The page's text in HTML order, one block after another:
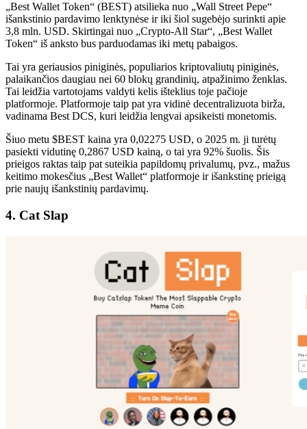
„Best Wallet Token“ (BEST) atsilieka nuo „Wall Street Pepe“
išankstinio pardavimo lenktynėse ir iki šiol sugebėjo surinkti apie
3,8 mln. USD. Skirtingai nuo „Crypto-All Star“, „Best Wallet
Token“ iš anksto bus parduodamas iki metų pabaigos.
Tai yra geriausios piniginės, populiarios kriptovaliutų piniginės,
palaikančios daugiau nei 60 blokų grandinių, atpažinimo ženklas.
Tai leidžia vartotojams valdyti kelis išteklius toje pačioje
platformoje. Platformoje taip pat yra vidinė decentralizuota birža,
vadinama Best DCS, kuri leidžia lengvai apsikeisti monetomis.
Šiuo metu $BEST kaina yra 0,02275 USD, o 2025 m. ji turėtų
pasiekti vidutinę 0,2867 USD kainą, o tai yra 92% šuolis. Šis
prieigos raktas taip pat suteikia papildomų privalumų, pvz., mažus
keitimo mokesčius „Best Wallet“ platformoje ir išankstinę prieigą
prie naujų išankstinių pardavimų.
4. Cat Slap